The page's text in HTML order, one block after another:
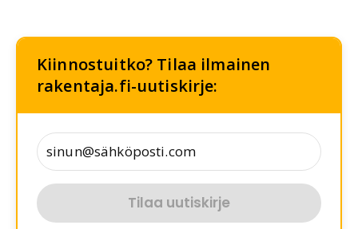
Kiinnostuitko? Tilaa ilmainen
rakentaja.fi-uutiskirje:
Tilaa uutiskirje